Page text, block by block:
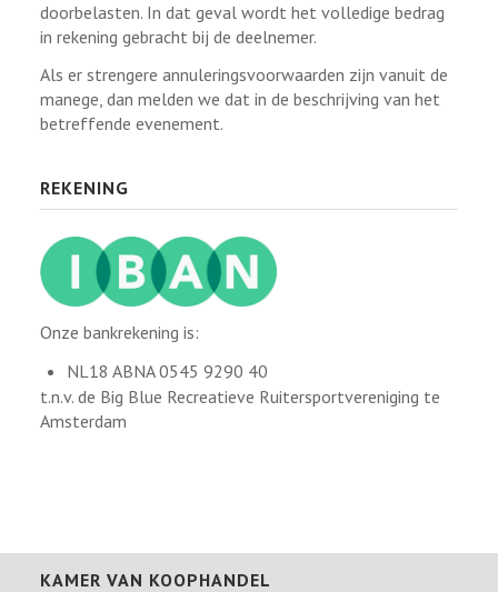
doorbelasten. In dat geval wordt het volledige bedrag
in rekening gebracht bij de deelnemer.
Als er strengere annuleringsvoorwaarden zijn vanuit de
manege, dan melden we dat in de beschrijving van het
betreffende evenement.
REKENING
Onze bankrekening is:
NL18 ABNA 0545 9290 40
t.n.v. de Big Blue Recreatieve Ruitersportvereniging te
Amsterdam
KAMER VAN KOOPHANDEL